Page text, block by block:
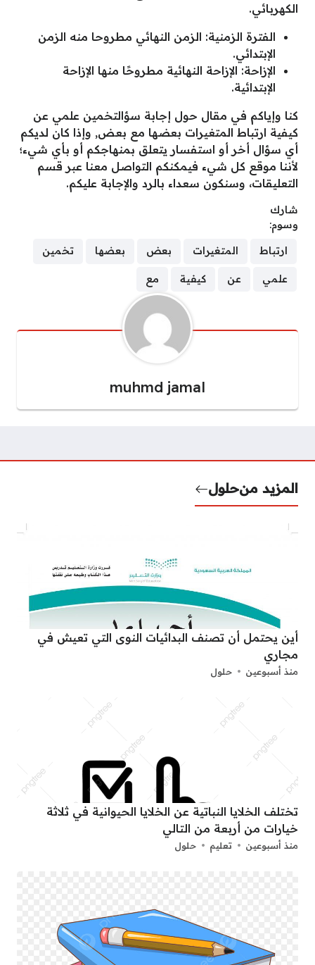
الكهربائي.
الفترة الزمنية: الزمن النهائي مطروحا منه الزمن
الإبتدائي.
الإزاحة: الإزاحة النهائية مطروحًا منها الإزاحة
الإبتدائية.
كنا وإياكم في مقال حول إجابة سؤالتخمين علمي عن
كيفية ارتباط المتغيرات بعضها مع بعض, وإذا كان لديكم
أي سؤال أخر أو استفسار يتعلق بمنهاجكم أو بأي شيء؛
لأننا موقع كل شيء فيمكنكم التواصل معنا عبر قسم
التعليقات، وسنكون سعداء بالرد والإجابة عليكم.
شارك
وسوم:
ارتباط المتغيرات بعض بعضها تخمين
علمي عن كيفية مع
muhmd jamal
المزيد منحلول
أين يحتمل أن تصنف البدائيات النوى التي تعيش في
مجاري
منذ أسبوعين حلول
تختلف الخلايا النباتية عن الخلايا الحيوانية في ثلاثة
خيارات من أربعة من التالي
منذ أسبوعين تعليم حلول